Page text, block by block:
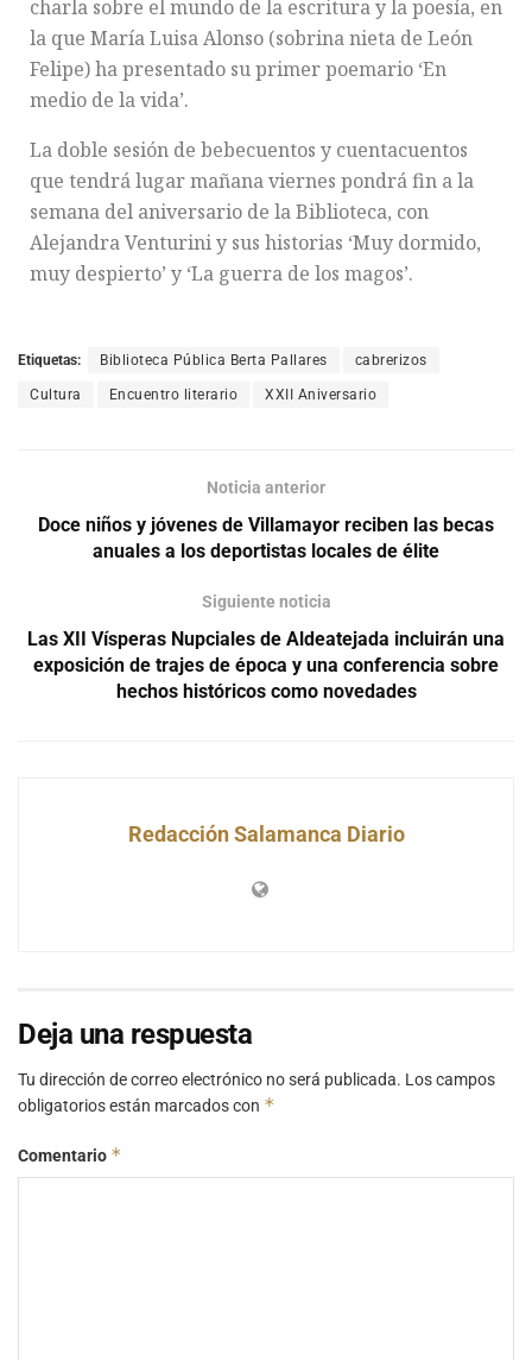
charla sobre el mundo de la escritura y la poesía, en
la que María Luisa Alonso (sobrina nieta de León
Felipe) ha presentado su primer poemario ‘En
medio de la vida’.
La doble sesión de bebecuentos y cuentacuentos
que tendrá lugar mañana viernes pondrá fin a la
semana del aniversario de la Biblioteca, con
Alejandra Venturini y sus historias ‘Muy dormido,
muy despierto’ y ‘La guerra de los magos’.
Etiquetas: Biblioteca Pública Berta Pallares cabrerizos
Cultura Encuentro literario XXII Aniversario
Noticia anterior
Doce niños y jóvenes de Villamayor reciben las becas
anuales a los deportistas locales de élite
Siguiente noticia
Las XII Vísperas Nupciales de Aldeatejada incluirán una
exposición de trajes de época y una conferencia sobre
hechos históricos como novedades
Redacción Salamanca Diario
Deja una respuesta
Tu dirección de correo electrónico no será publicada. Los campos
obligatorios están marcados con *
Comentario *